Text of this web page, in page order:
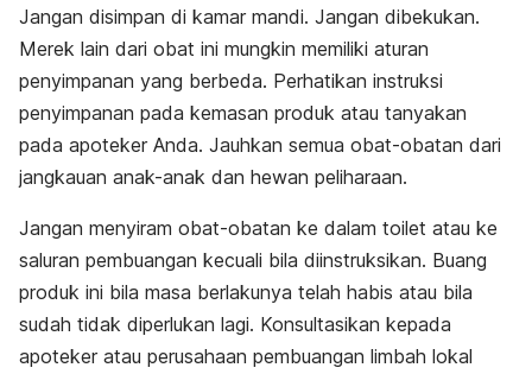
Jangan disimpan di kamar mandi. Jangan dibekukan.
Merek lain dari obat ini mungkin memiliki aturan
penyimpanan yang berbeda. Perhatikan instruksi
penyimpanan pada kemasan produk atau tanyakan
pada apoteker Anda. Jauhkan semua obat-obatan dari
jangkauan anak-anak dan hewan peliharaan.
Jangan menyiram obat-obatan ke dalam toilet atau ke
saluran pembuangan kecuali bila diinstruksikan. Buang
produk ini bila masa berlakunya telah habis atau bila
sudah tidak diperlukan lagi. Konsultasikan kepada
apoteker atau perusahaan pembuangan limbah lokal